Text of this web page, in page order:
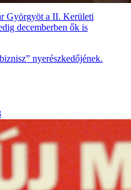
Györgyöt a II. Kerületi
decemberben ők is
nyerészkedőjének.